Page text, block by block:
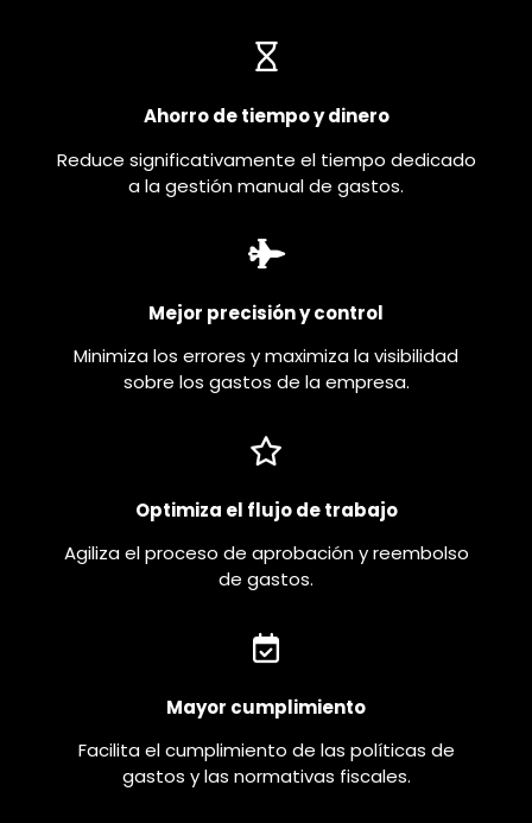
Ahorro de tiempo y dinero
Reduce significativamente el tiempo dedicado
a la gestión manual de gastos.
Mejor precisión y control
Minimiza los errores y maximiza la visibilidad
sobre los gastos de la empresa.
Optimiza el flujo de trabajo
Agiliza el proceso de aprobación y reembolso
de gastos.
Mayor cumplimiento
Facilita el cumplimiento de las políticas de
gastos y las normativas fiscales.